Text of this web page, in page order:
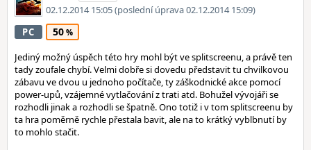
02.12.2014 15:05(poslední úprava 02.12.2014 15:09)
PC 50
Jediný možný úspěch této hry mohl být ve splitscreenu, a právě ten
tady zoufale chybí. Velmi dobře si dovedu představit tu chvilkovou
zábavu ve dvou u jednoho počítače, ty záškodnické akce pomocí
power-upů, vzájemné vytlačování z trati atd. Bohužel vývojáři se
rozhodli jinak a rozhodli se špatně. Ono totiž i v tom splitscreenu by
ta hra poměrně rychle přestala bavit, ale na to krátký vyblbnutí by
to mohlo stačit.